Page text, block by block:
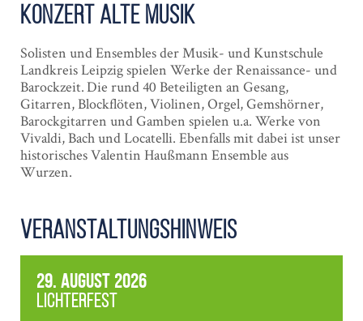
Konzert Alte Musik
Solisten und Ensembles der Musik- und Kunstschule
Landkreis Leipzig spielen Werke der Renaissance- und
Barockzeit.Die rund 40 Beteiligten an Gesang,
Gitarren, Blockflöten, Violinen, Orgel, Gemshörner,
Barockgitarren und Gamben spielen u.a. Werke von
Vivaldi, Bach und Locatelli. Ebenfalls mit dabei ist unser
historisches Valentin Haußmann Ensemble aus
Wurzen.
Veranstaltungshinweis
29. August 2026
Lichterfest